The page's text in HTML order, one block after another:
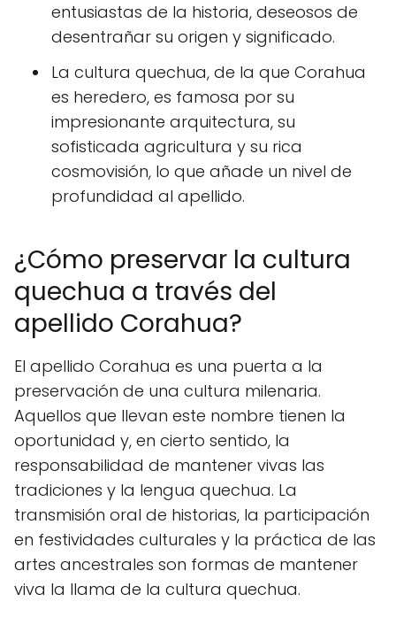
entusiastas de la historia, deseosos de
desentrañar su origen y significado.
La cultura quechua, de la que Corahua
es heredero, es famosa por su
impresionante arquitectura, su
sofisticada agricultura y su rica
cosmovisión, lo que añade un nivel de
profundidad al apellido.
¿Cómo preservar la cultura
quechua a través del
apellido Corahua?
El apellido Corahua es una puerta a la
preservación de una cultura milenaria.
Aquellos que llevan este nombre tienen la
oportunidad y, en cierto sentido, la
responsabilidad de mantener vivas las
tradiciones y la lengua quechua. La
transmisión oral de historias, la participación
en festividades culturales y la práctica de las
artes ancestrales son formas de mantener
viva la llama de la cultura quechua.